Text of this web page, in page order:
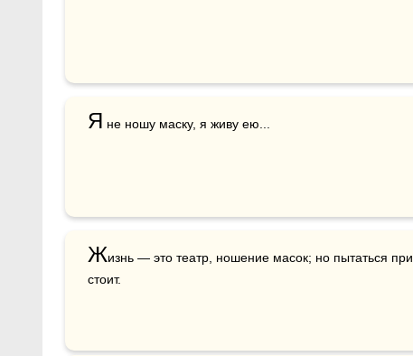
Я не ношу маску, я живу ею...
Жизнь — это театр, ношение масок; но пытаться при
стоит.